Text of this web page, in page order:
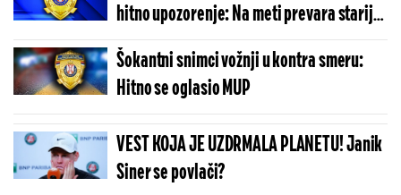
hitno upozorenje: Na meti prevara stariji
građani, "prodata im" strašna priča
Šokantni snimci vožnji u kontra smeru:
Hitno se oglasio MUP
VEST KOJA JE UZDRMALA PLANETU! Janik
Siner se povlači?